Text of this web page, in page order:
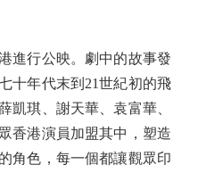
行公映。劇中的故事發
十年代末到21世紀初的飛
凱琪、謝天華、袁富華、
香港演員加盟其中，塑造
角色，每一個都讓觀眾印